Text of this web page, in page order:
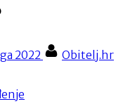
2022 By
Obitelj.hr